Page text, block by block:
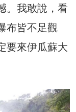
。我敢說，看
布皆不足觀
要來伊瓜蘇大